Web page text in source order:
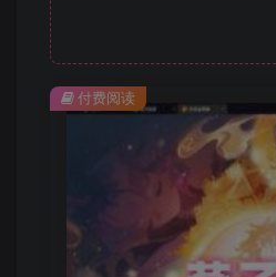
付费阅读